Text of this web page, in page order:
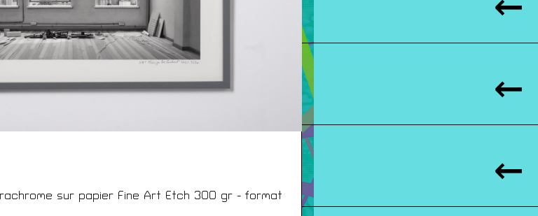
sur papier Fine Art Etch 300 gr - format